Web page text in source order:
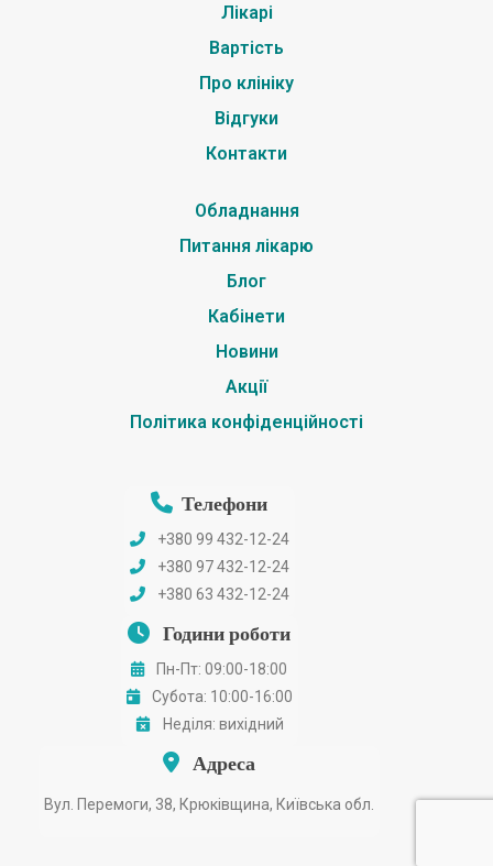
Лікарі
Вартість
Про клініку
Відгуки
Контакти
Обладнання
Питання лікарю
Блог
Кабінети
Новини
Акції
Політика конфіденційності
Телефони
+380 99 432-12-24
+380 97 432-12-24
+380 63 432-12-24
Години роботи
Пн-Пт: 09:00-18:00
Субота: 10:00-16:00
Неділя: вихідний
Адреса
Вул. Перемоги, 38, Крюківщина, Київська обл.